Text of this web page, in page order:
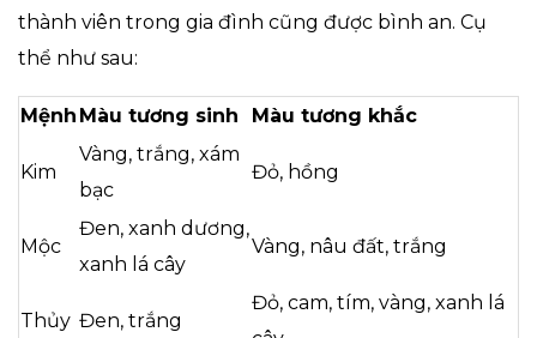
thành viên trong gia đình cũng được bình an. Cụ
thể như sau:
Mệnh Màu tương sinh Màu tương khắc
Kim
Vàng, trắng, xám
bạc
Đỏ, hồng
Mộc
Đen, xanh dương,
xanh lá cây
Vàng, nâu đất, trắng
Thủy Đen, trắng
Đỏ, cam, tím, vàng, xanh lá